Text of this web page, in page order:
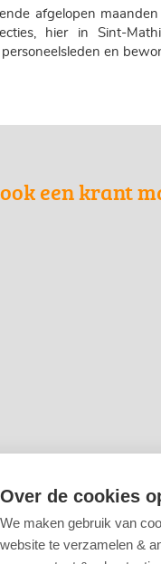
afgelopen
hier in Sint-
en
een krant
Over de cookies
We maken gebruik van
website te verzamelen &